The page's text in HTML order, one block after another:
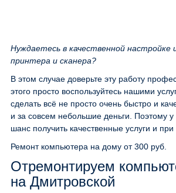
Нуждаетесь в качественной настройке
принтера и сканера?
В этом случае доверьте эту работу
этого просто воспользуйтесь нашими
сделать всё не просто очень быстро и
и за совсем небольшие деньги. Поэтому у
шанс получить качественные услуги и при
Ремонт компьютера на дому от 300 руб.
Отремонтируем
на Дмитровской